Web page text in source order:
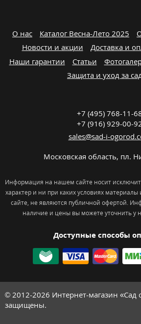
О нас Каталог Весна-Лето 2025
Новости и акции
Доставка и
Наши гарантии
Статьи
Защита и уход за
Доступные способы
+7 (495) 768-11-
+7 (916) 929-00-
sales@sad-i-
Московская область, пл.
Информация на нашем сайте носит
характер и ни при каких условиях
сайте, не являются публичной офертой.
наличие и цены вы можете уточнить у
© 2012-2026 Интернет-магазин «Сад
защищены.